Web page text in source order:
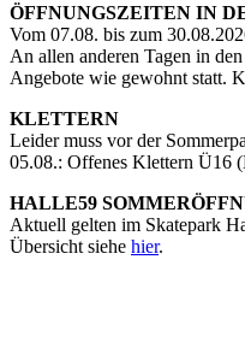
ÖFFNUNGSZEITEN IN
Vom 07.08. bis zum
An allen anderen Tagen in
Angebote wie gewohnt statt.
KLETTERN
Leider muss vor der
05.08.: Offenes Klettern Ü16
HALLE59
Aktuell gelten im Skatepark
Übersicht siehe hier.